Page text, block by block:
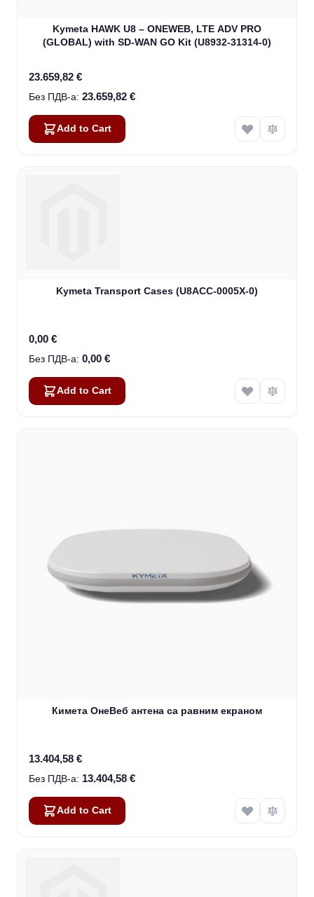
Kymeta HAWK U8 – ONEWEB, LTE ADV PRO
(GLOBAL) with SD-WAN GO Kit (U8932-31314-0)
23.659,82 €
23.659,82 €
Add to Cart
Kymeta Transport Cases (U8ACC-0005X-0)
0,00 €
0,00 €
Add to Cart
Кимета ОнеВеб антена са равним екраном
13.404,58 €
13.404,58 €
Add to Cart